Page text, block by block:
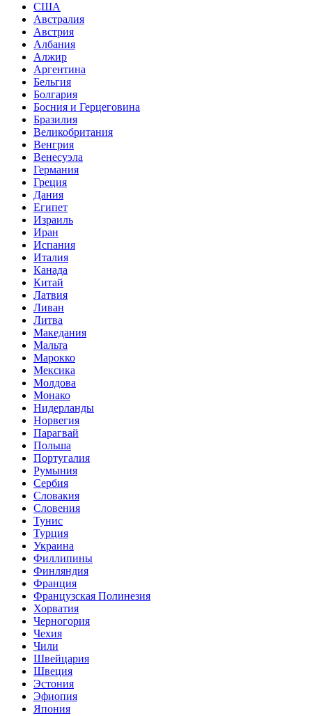
США
Австралия
Австрия
Албания
Алжир
Аргентина
Бельгия
Болгария
Босния и Герцеговина
Бразилия
Великобритания
Венгрия
Венесуэла
Германия
Греция
Дания
Египет
Израиль
Иран
Испания
Италия
Канада
Китай
Латвия
Ливан
Литва
Македания
Мальта
Марокко
Мексика
Молдова
Монако
Нидерланды
Норвегия
Парагвай
Польша
Португалия
Румыния
Сербия
Словакия
Словения
Тунис
Турция
Украина
Филлипины
Финляндия
Франция
Французская Полинезия
Хорватия
Черногория
Чехия
Чили
Швейцария
Швеция
Эстония
Эфиопия
Япония